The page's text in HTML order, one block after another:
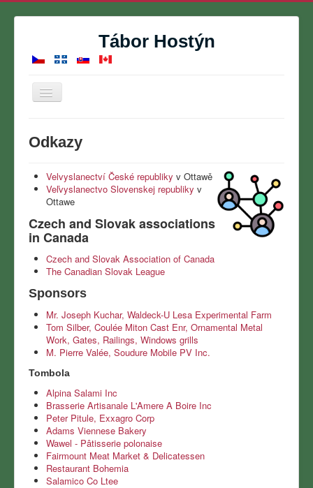
Tábor Hostýn
Přepnout
navigaci
Letní tábor
Rezervace
Kontakt
O nás
Fotogalerie
Kalendář
Odkazy
Velvyslanectví České republiky v Ottawě
Veľvyslanectvo Slovenskej republiky v
Ottawe
Czech and Slovak associations
in Canada
Czech and Slovak Association of Canada
The Canadian Slovak League
Sponsors
Mr. Joseph Kuchar, Waldeck-U Lesa Experimental Farm
Tom Silber, Coulée Miton Cast Enr, Ornamental Metal
Work, Gates, Railings, Windows grills
M. Pierre Valée, Soudure Mobile PV Inc.
Tombola
Alpina Salami Inc
Brasserie Artisanale L'Amere A Boire Inc
Peter Pitule, Exxagro Corp
Adams Viennese Bakery
Wawel - Pâtisserie polonaise
Fairmount Meat Market & Delicatessen
Restaurant Bohemia
Salamico Co Ltee